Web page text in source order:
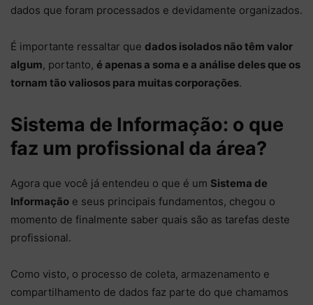
dados que foram processados e devidamente organizados.
É importante ressaltar que dados isolados não têm valor
algum, portanto, é apenas a soma e a análise deles que os
tornam tão valiosos para muitas corporações.
Sistema de Informação: o que
faz um profissional da área?
Agora que você já entendeu o que é um Sistema de
Informação e seus principais fundamentos, chegou o
momento de finalmente saber quais são as tarefas deste
profissional.
Como visto, o processo de coleta, armazenamento e
compartilhamento de dados faz parte do que chamamos